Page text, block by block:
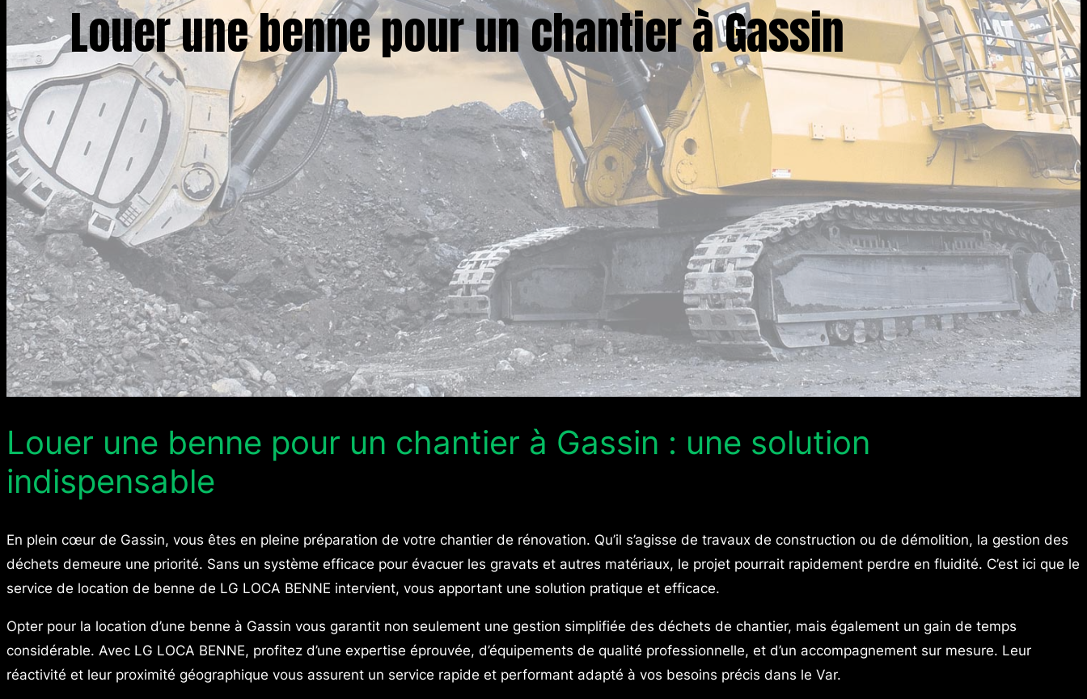
Louer une benne pour un chantier à Gassin
Louer une benne pour un chantier à Gassin : une solution
indispensable
En plein cœur de Gassin, vous êtes en pleine préparation de votre chantier de rénovation. Qu’il s’agisse de travaux de construction ou de démolition, la gestion des
déchets demeure une priorité. Sans un système efficace pour évacuer les gravats et autres matériaux, le projet pourrait rapidement perdre en fluidité. C’est ici que le
service de location de benne de LG LOCA BENNE intervient, vous apportant une solution pratique et efficace.
Opter pour la location d’une benne à Gassin vous garantit non seulement une gestion simplifiée des déchets de chantier, mais également un gain de temps
considérable. Avec LG LOCA BENNE, profitez d’une expertise éprouvée, d’équipements de qualité professionnelle, et d’un accompagnement sur mesure. Leur
réactivité et leur proximité géographique vous assurent un service rapide et performant adapté à vos besoins précis dans le Var.